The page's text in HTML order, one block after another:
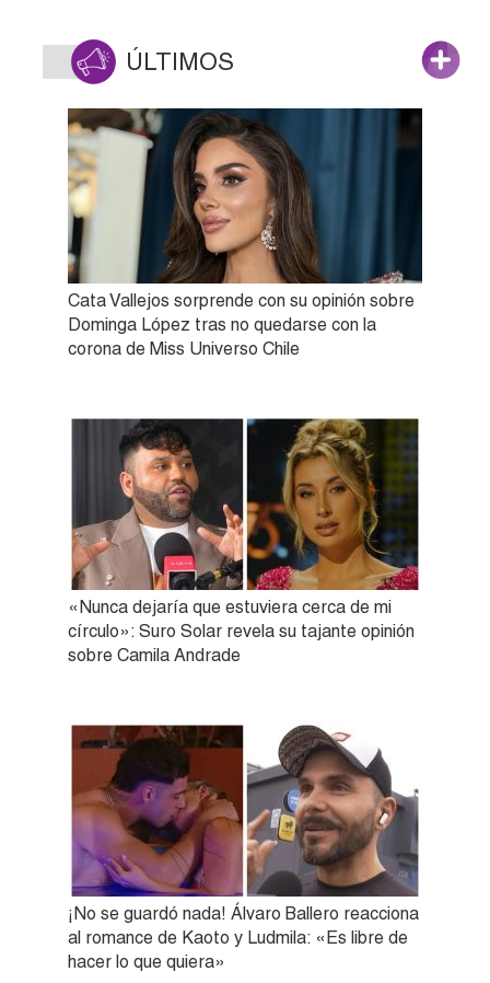
ÚLTIMOS
Cata Vallejos sorprende con su opinión sobre
Dominga López tras no quedarse con la
corona de Miss Universo Chile
«Nunca dejaría que estuviera cerca de mi
círculo»: Suro Solar revela su tajante opinión
sobre Camila Andrade
¡No se guardó nada! Álvaro Ballero reacciona
al romance de Kaoto y Ludmila: «Es libre de
hacer lo que quiera»